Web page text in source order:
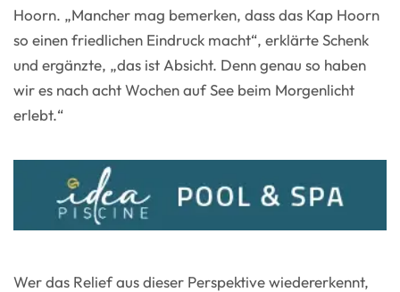
Hoorn. „Mancher mag bemerken, dass das Kap Hoorn
so einen friedlichen Eindruck macht“, erklärte Schenk
und ergänzte, „das ist Absicht. Denn genau so haben
wir es nach acht Wochen auf See beim Morgenlicht
erlebt.“
Wer das Relief aus dieser Perspektive wiedererkennt,